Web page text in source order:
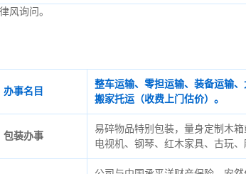
风询问。
办事名目
整车运输、零担运输、装备运输
搬家托运（收费上门估价）。
包装办事
易碎物品特别包装，量身定制木
电视机、钢琴、红木家具、古玩、